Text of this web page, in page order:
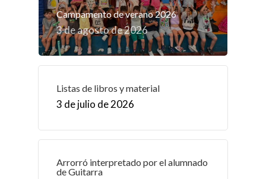
Campamento de verano 2026
3 de agosto de 2026
Listas de libros y material
3 de julio de 2026
Arrorró interpretado por el alumnado
de Guitarra